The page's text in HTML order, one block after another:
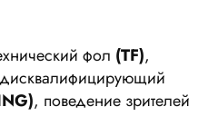
фол (ТF),
, поведение зрителей